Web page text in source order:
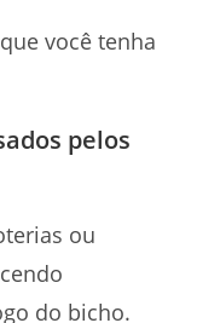
você tenha
pelos
ou
do bicho.